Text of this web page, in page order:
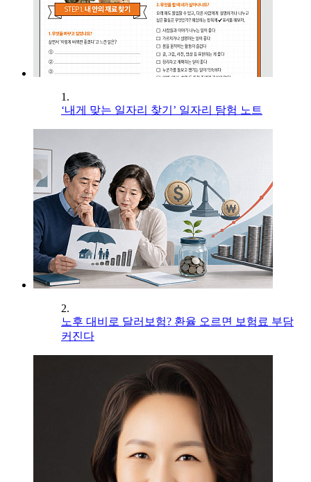
1.
‘내게 맞는 일자리 찾기’ 일자리 탐험 노트
2.
노후 대비로 달러보험? 환율 오르면 보험료 부담
커진다